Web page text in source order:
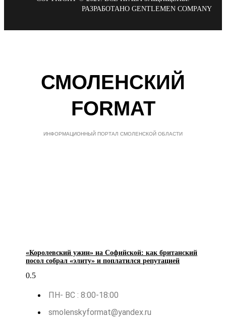
РАЗРАБОТАНО GENTLEMEN COMPANY
СМОЛЕНСКИЙ
FORMAT
ИНФОРМАЦИОННЫЙ ПОРТАЛ СМОЛЕНСКОЙ ОБЛАСТИ
«Королевский ужин» на Софийской: как британский
посол собрал «элиту» и поплатился репутацией
ПН- ВС : 8:00-18:00
smolenskyformat@yandex.ru